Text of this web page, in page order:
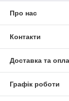
Про нас
Контакти
Доставка та
Графік роботи